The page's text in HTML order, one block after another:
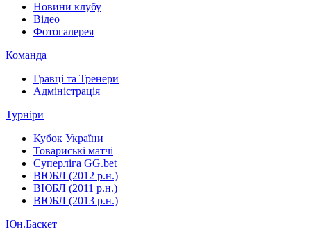
Новини клубу
Відео
Фотогалерея
Команда
Гравці та Тренери
Адміністрація
Турніри
Кубок України
Товариські матчі
Суперліга GG.bet
ВЮБЛ (2012 р.н.)
ВЮБЛ (2011 р.н.)
ВЮБЛ (2013 р.н.)
Юн.Баскет